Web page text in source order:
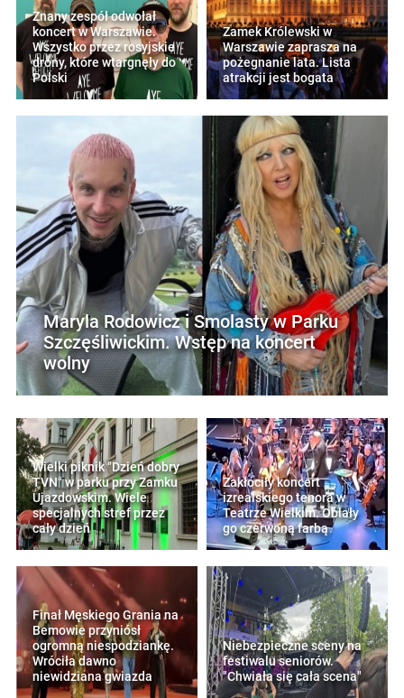
Znany zespół odwołał
koncert w Warszawie.
Wszystko przez rosyjskie
drony, które wtargnęły do
Polski
Zamek Królewski w
Warszawie zaprasza na
pożegnanie lata. Lista
atrakcji jest bogata
Maryla Rodowicz i Smolasty w Parku
Szczęśliwickim. Wstęp na koncert
wolny
Wielki piknik "Dzień dobry
TVN" w parku przy Zamku
Ujazdowskim. Wiele
specjalnych stref przez
cały dzień
Zakłóciły koncert
izrealskiego tenora w
Teatrze Wielkim. Oblały
go czerwoną farbą
Finał Męskiego Grania na
Bemowie przyniósł
ogromną niespodziankę.
Wróciła dawno
niewidziana gwiazda
Niebezpieczne sceny na
festiwalu seniorów.
"Chwiała się cała scena"